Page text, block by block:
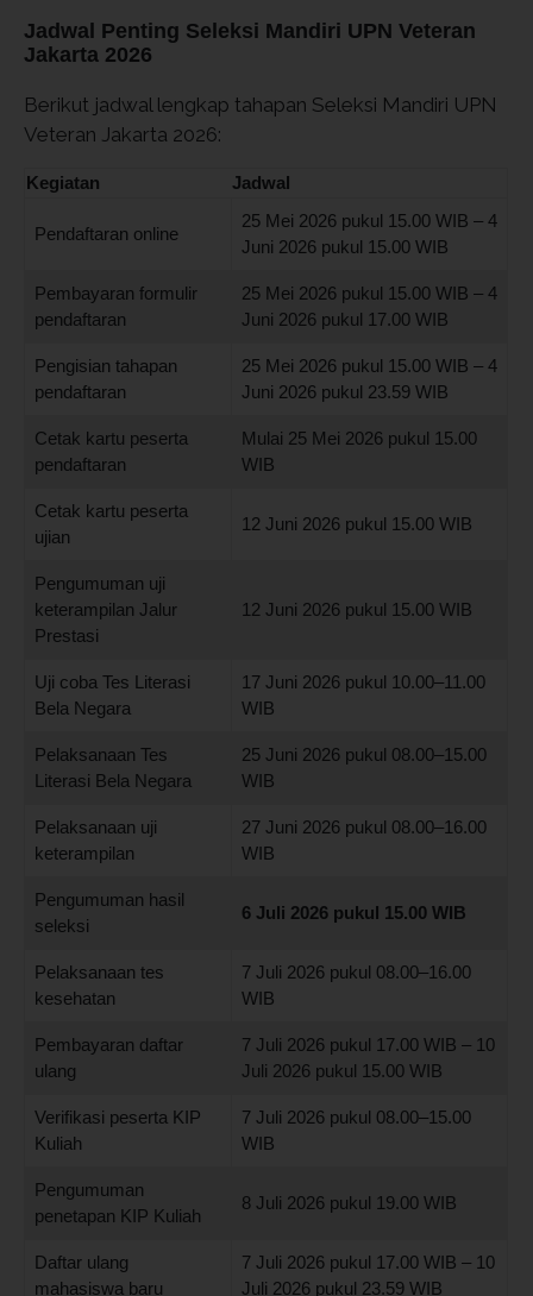
Jadwal Penting Seleksi Mandiri UPN Veteran
Jakarta 2026
Berikut jadwal lengkap tahapan Seleksi Mandiri UPN
Veteran Jakarta 2026:
Kegiatan Jadwal
Pendaftaran online
25 Mei 2026 pukul 15.00 WIB – 4
Juni 2026 pukul 15.00 WIB
Pembayaran formulir
pendaftaran
25 Mei 2026 pukul 15.00 WIB – 4
Juni 2026 pukul 17.00 WIB
Pengisian tahapan
pendaftaran
25 Mei 2026 pukul 15.00 WIB – 4
Juni 2026 pukul 23.59 WIB
Cetak kartu peserta
pendaftaran
Mulai 25 Mei 2026 pukul 15.00
WIB
Cetak kartu peserta
ujian
12 Juni 2026 pukul 15.00 WIB
Pengumuman uji
keterampilan Jalur
Prestasi
12 Juni 2026 pukul 15.00 WIB
Uji coba Tes Literasi
Bela Negara
17 Juni 2026 pukul 10.00–11.00
WIB
Pelaksanaan Tes
Literasi Bela Negara
25 Juni 2026 pukul 08.00–15.00
WIB
Pelaksanaan uji
keterampilan
27 Juni 2026 pukul 08.00–16.00
WIB
Pengumuman hasil
seleksi
6 Juli 2026 pukul 15.00 WIB
Pelaksanaan tes
kesehatan
7 Juli 2026 pukul 08.00–16.00
WIB
Pembayaran daftar
ulang
7 Juli 2026 pukul 17.00 WIB – 10
Juli 2026 pukul 15.00 WIB
Verifikasi peserta KIP
Kuliah
7 Juli 2026 pukul 08.00–15.00
WIB
Pengumuman
penetapan KIP Kuliah
8 Juli 2026 pukul 19.00 WIB
Daftar ulang
mahasiswa baru
7 Juli 2026 pukul 17.00 WIB – 10
Juli 2026 pukul 23.59 WIB